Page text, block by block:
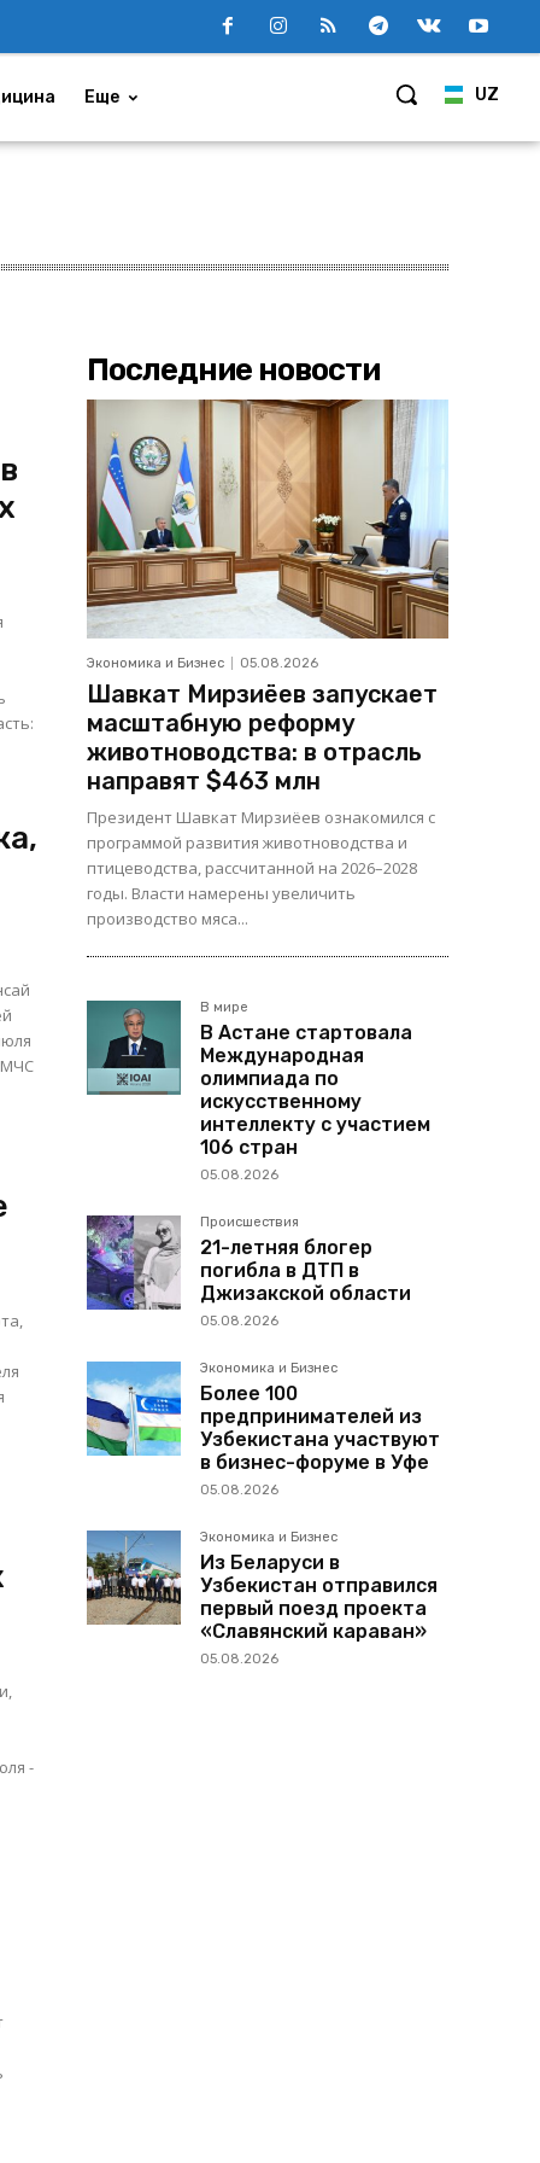
UZ
Еще
Последние новости
Экономика и Бизнес 05.08.2026
Шавкат Мирзиёев запускает
масштабную реформу
животноводства: в отрасль
направят $463 млн
Президент Шавкат Мирзиёев ознакомился с
программой развития животноводства и
птицеводства, рассчитанной на 2026–2028
годы. Власти намерены увеличить
производство мяса...
В мире
В Астане стартовала
Международная
олимпиада по
искусственному
интеллекту с участием
106 стран
05.08.2026
Происшествия
21-летняя блогер
погибла в ДТП в
Джизакской области
05.08.2026
Экономика и Бизнес
Более 100
предпринимателей из
Узбекистана участвуют
в бизнес-форуме в Уфе
05.08.2026
Экономика и Бизнес
Из Беларуси в
Узбекистан отправился
первый поезд проекта
«Славянский караван»
05.08.2026